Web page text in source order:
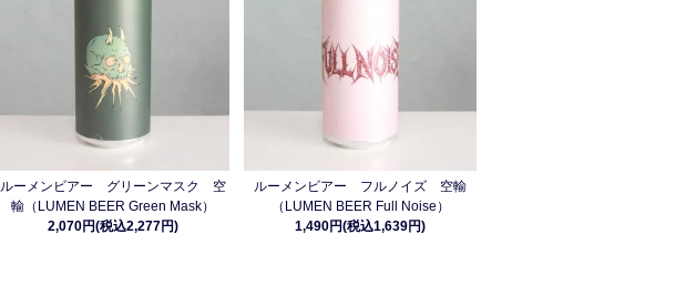
ルーメンビアー グリーンマスク 空
輸（LUMEN BEER Green Mask）
2,070円(税込2,277円)
ルーメンビアー フルノイズ 空輸
（LUMEN BEER Full Noise）
1,490円(税込1,639円)